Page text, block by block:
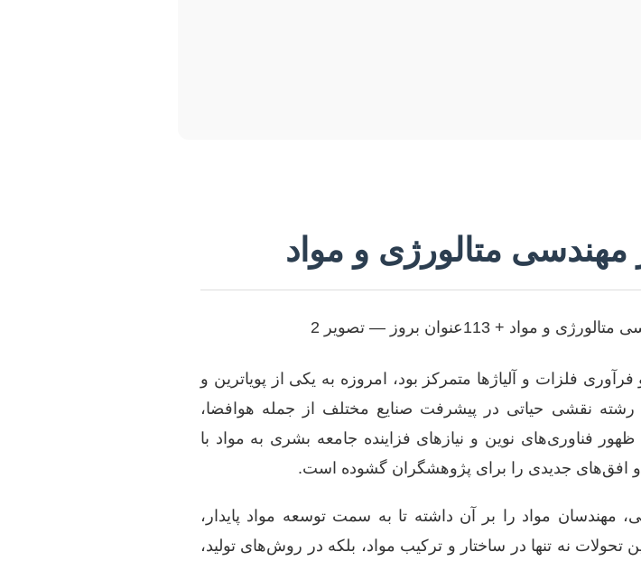
مهندسی متالورژی و مواد
فلزات و آلیاژها متمرکز بود، امروزه به یکی از پویاترین و
نقشی حیاتی در پیشرفت صنایع مختلف از جمله هوافضا،
فناوری‌های نوین و نیازهای فزاینده جامعه بشری به مواد با
افق‌های جدیدی را برای پژوهشگران گشوده است.
مهندسان مواد را بر آن داشته تا به سمت توسعه مواد پایدار،
تحولات نه تنها در ساختار و ترکیب مواد، بلکه در روش‌های تولید،